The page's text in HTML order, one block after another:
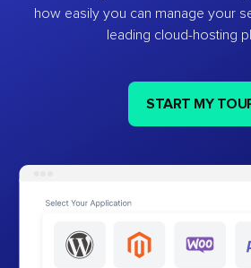
how easily you can manage your
leading cloud-hosting
START MY